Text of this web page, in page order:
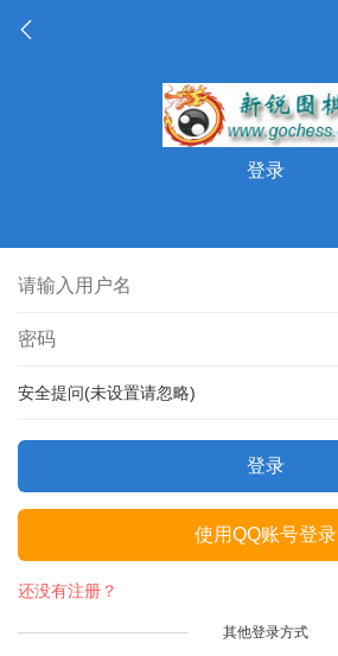
登录
安全提问(未设置请忽略)
登录
使用QQ账号登录
还没有注册？
其他登录方式